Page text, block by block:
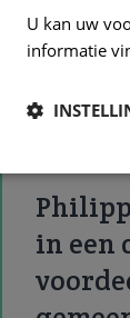
dezelfde
van 8% of
in een
U kan uw
informatie